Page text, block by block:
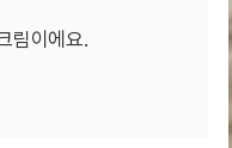
림이에요.